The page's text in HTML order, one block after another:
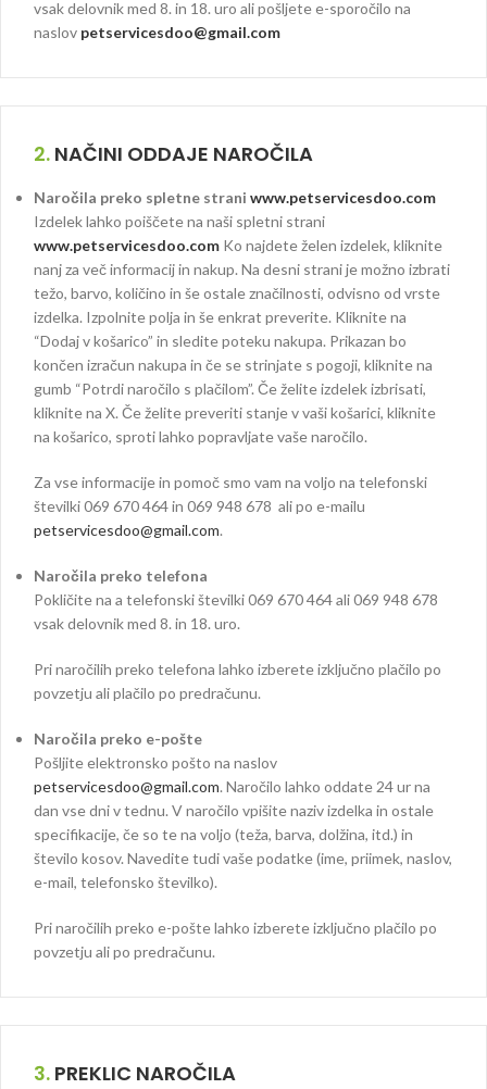
vsak delovnik med 8. in 18. uro ali pošljete e-sporočilo na
naslov petservicesdoo@gmail.com
2. NAČINI ODDAJE NAROČILA
Naročila preko spletne strani www.petservicesdoo.com
Izdelek lahko poiščete na naši spletni strani
www.petservicesdoo.com Ko najdete želen izdelek, kliknite
nanj za več informacij in nakup. Na desni strani je možno izbrati
težo, barvo, količino in še ostale značilnosti, odvisno od vrste
izdelka. Izpolnite polja in še enkrat preverite. Kliknite na
“Dodaj v košarico” in sledite poteku nakupa. Prikazan bo
končen izračun nakupa in če se strinjate s pogoji, kliknite na
gumb “Potrdi naročilo s plačilom”. Če želite izdelek izbrisati,
kliknite na X. Če želite preveriti stanje v vaši košarici, kliknite
na košarico, sproti lahko popravljate vaše naročilo.
Za vse informacije in pomoč smo vam na voljo na telefonski
številki 069 670 464 in 069 948 678 ali po e-mailu
petservicesdoo@gmail.com.
Naročila preko telefona
Pokličite na a telefonski številki 069 670 464 ali 069 948 678
vsak delovnik med 8. in 18. uro.
Pri naročilih preko telefona lahko izberete izključno plačilo po
povzetju ali plačilo po predračunu.
Naročila preko e-pošte
Pošljite elektronsko pošto na naslov
petservicesdoo@gmail.com. Naročilo lahko oddate 24 ur na
dan vse dni v tednu. V naročilo vpišite naziv izdelka in ostale
specifikacije, če so te na voljo (teža, barva, dolžina, itd.) in
število kosov. Navedite tudi vaše podatke (ime, priimek, naslov,
e-mail, telefonsko številko).
Pri naročilih preko e-pošte lahko izberete izključno plačilo po
povzetju ali po predračunu.
3. PREKLIC NAROČILA